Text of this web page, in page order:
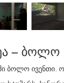
– ბოლო
ბოლო